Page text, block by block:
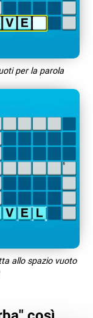
per la parola
allo spazio vuoto